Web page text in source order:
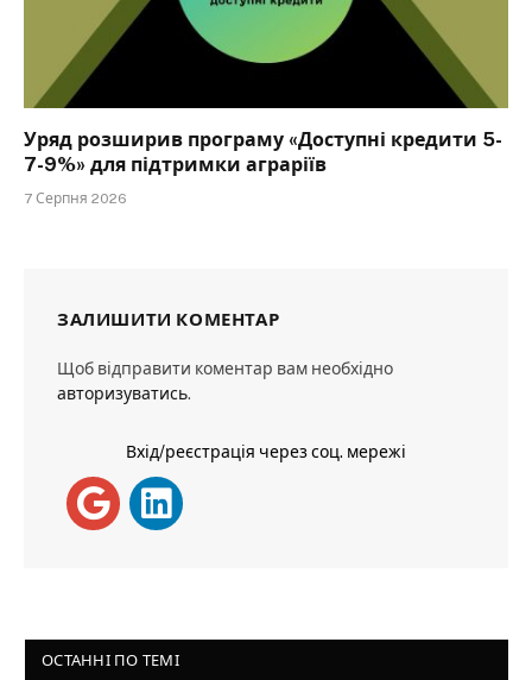
Уряд розширив програму «Доступні кредити 5-
7-9%» для підтримки аграріїв
7 Серпня 2026
ЗАЛИШИТИ КОМЕНТАР
Щоб відправити коментар вам необхідно
авторизуватись.
Вхід/реєстрація через соц. мережі
ОСТАННІ ПО ТЕМІ